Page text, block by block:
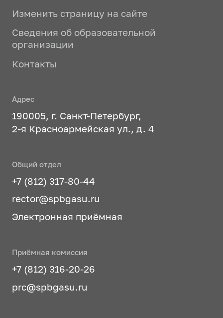
Изменить страницу на сайте
Сведения об образовательной
организации
Контакты
Адрес
190005, г. Санкт-Петербург,
2-я Красноармейская ул., д. 4
Общий отдел
+7 (812) 317-80-44
rector@spbgasu.ru
Электронная приёмная
Приёмная комиссия
+7 (812) 316-20-26
prc@spbgasu.ru